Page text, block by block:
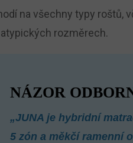
na všechny typy roštů,
rozměrech.
NÁZOR
„JUNA je hybridní
5 zón a měkčí ramenní